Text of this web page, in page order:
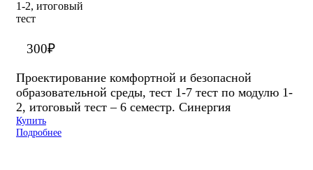
300₽
Проектирование комфортной и безопасной
образовательной среды, тест 1-7 тест по модулю 1-
2, итоговый тест – 6 семестр. Синергия
Купить
Подробнее